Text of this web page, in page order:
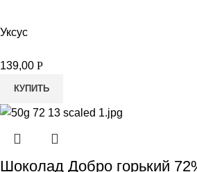
Уксус
139,00 Р
КУПИТЬ
Шоколад Добро горький